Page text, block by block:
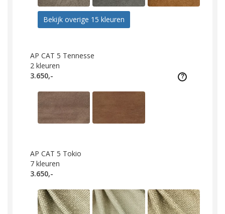
Bekijk overige 15 kleuren
AP CAT 5 Tennesse
2 kleuren
3.650,-
AP CAT 5 Tokio
7 kleuren
3.650,-